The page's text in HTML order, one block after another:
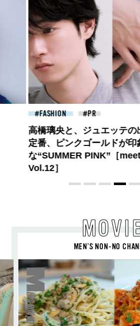
FASHION
ロエベの新しい世界へよう
コントラストとレイヤード
喜び、明るいスピリット
MEN’S NON-NO